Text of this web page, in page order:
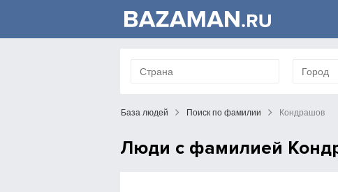
База людей Поиск по фамилии Кондрашов
Люди с фамилией